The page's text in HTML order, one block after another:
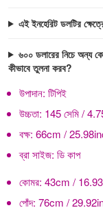
এই ইনহেরিট ডলটির
৬০০ ডলারের নিচে অন্য
কীভাবে তুলনা করব?
উপাদান: টিপিই
উচ্চতা: 145 সেমি /
বক্ষ: 66cm /
ব্রা সাইজ: ডি কাপ
কোমর: 43cm /
পোঁদ: 76cm /